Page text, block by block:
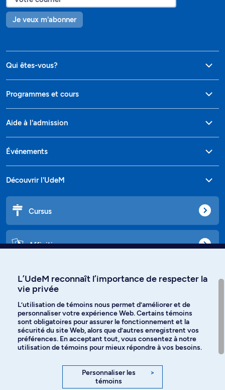
Je veux m'abonner
Qui êtes-vous?
Programmes et cours
Aide à l'admission
Événements
Découvrir l'UdeM
Cursus
Affiniti
Langues
Facebook Instagram
TikTok YouTube
L’UdeM reconnaît l’importance de respecter la
vie privée
L’utilisation de témoins nous permet d’améliorer et de
personnaliser votre expérience Web. Certains témoins
sont obligatoires pour assurer le fonctionnement et la
sécurité du site Web, alors que d’autres enregistrent vos
préférences. En acceptant tout, vous consentez à notre
utilisation de témoins pour mieux répondre à vos besoins.
Personnaliser les
témoins
>